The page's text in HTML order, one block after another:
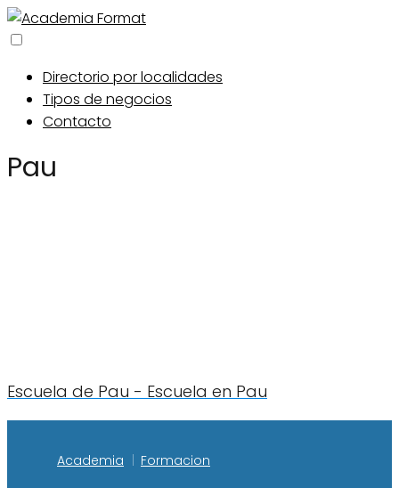
Directorio por localidades
Tipos de negocios
Contacto
Pau
Escuela de Pau - Escuela en Pau
Academia Formacion